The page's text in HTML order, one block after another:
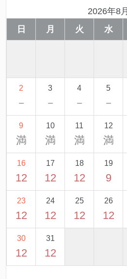
2026年8月
日
月 火 水
2
－
3
－
4
－
5
－
9
満
10
満
11
満
12
満
16
12
17
12
18
12
19
9
23
12
24
12
25
12
26
12
30
12
31
12